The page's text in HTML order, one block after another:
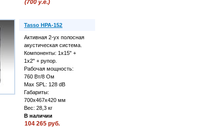
(700 у.е.)
Tasso HPA-152
Активная 2-ух полосная
акустическая система.
Компоненты: 1х15" +
1х2" + рупор.
Рабочая мощность:
760 Вт/8 Ом
Max SPL: 128 dB
Габариты:
700х467х420 мм
Вес: 28,3 кг
В наличии
104 265 руб.